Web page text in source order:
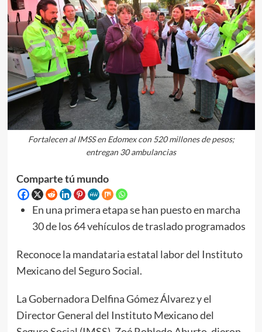
Fortalecen al IMSS en Edomex con 520 millones de pesos;
entregan 30 ambulancias
Comparte tú mundo
En una primera etapa se han puesto en marcha
30 de los 64 vehículos de traslado programados
Reconoce la mandataria estatal labor del Instituto
Mexicano del Seguro Social.
La Gobernadora Delfina Gómez Álvarez y el
Director General del Instituto Mexicano del